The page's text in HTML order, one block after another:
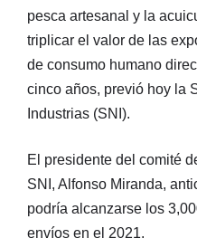
pesca artesanal y la
triplicar el valor de las
de consumo humano
cinco años, previó hoy la
Industrias (SNI).
El presidente del comité
SNI, Alfonso Miranda,
podría alcanzarse los
envíos en el 2021.